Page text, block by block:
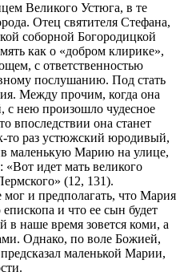
Великого Устюга, в те
Отец святителя Стефана,
соборной Богородицкой
как о «добром клирике»,
с ответственностью
послушанию. Под стать
Между прочим, когда она
с нею произошло чудесное
впоследствии она станет
то раз устюжский юродивый,
маленькую Марию на улице,
«Вот идет мать великого
(12, 131).
мог и предполагать, что Мария
и что ее сын будет
в наше время зовется коми, а
Однако, по воле Божией,
маленькой Марии,